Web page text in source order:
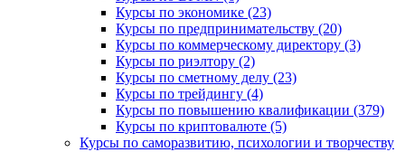
Курсы по экономике (23)
Курсы по предпринимательству (20)
Курсы по коммерческому директору (3)
Курсы по риэлтору (2)
Курсы по сметному делу (23)
Курсы по трейдингу (4)
Курсы по повышению квалификации (379)
Курсы по криптовалюте (5)
Курсы по саморазвитию, психологии и творчеству